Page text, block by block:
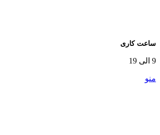
ساعت کاری
9 الی 19
منو